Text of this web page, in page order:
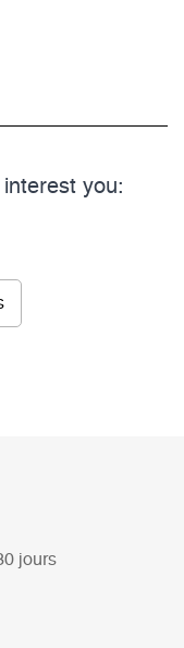
you:
jours